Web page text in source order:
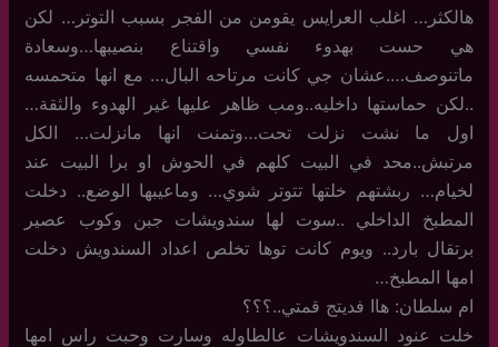
هالكثر… اغلب العرايس يقومن من الفجر بسبب التوتر… لكن
هي حست بهدوء نفسي واقتناع بنصيبها…وسعادة
ماتنوصف….عشان جي كانت مرتاحه البال… مع انها متحمسه
..لكن حماستها داخليه..ومب ظاهر عليها غير الهدوء والثقة…
اول ما نشت نزلت تحت…وتمنت انها مانزلت… الكل
مرتبش..محد في البيت كلهم في الحوش او برا البيت عند
لخيام… ربشتهم خلتها تتوتر شوي… وماعيبها الوضع.. دخلت
المطبخ الداخلي ..سوت لها سندويشات جبن وكوب عصير
برتقال بارد.. ويوم كانت توها تخلص اعداد السندويش دخلت
امها المطبخ…
ام سلطان: هاا فديتج قمتي..؟؟؟
خلت عنود السندويشات عالطاوله وسارت وحبت راس امها